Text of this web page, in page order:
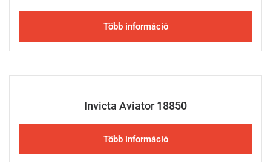
Több információ
Invicta Aviator 18850
Több információ